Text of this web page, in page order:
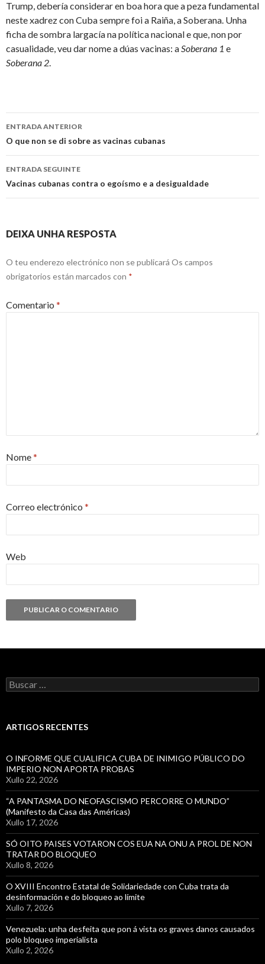
Trump, debería considerar en boa hora que a peza fundamental
neste xadrez con Cuba sempre foi a Raiña, a Soberana. Unha
ficha de sombra largacía na política nacional e que, non por
casualidade, veu dar nome a dúas vacinas: aSoberana 1 e
Soberana 2.
Ir
a
entrada
ENTRADA ANTERIOR
O que non se di sobre as vacinas cubanas
ENTRADA SEGUINTE
Vacinas cubanas contra o egoísmo e a desigualdade
DEIXA UNHA RESPOSTA
O teu enderezo electrónico non se publicará Os campos
obrigatorios están marcados con *
Comentario *
Nome*
Correo electrónico *
Web
Buscar:
ARTIGOS RECENTES
O INFORME QUE CUALIFICA CUBA DE INIMIGO PÚBLICO DO
IMPERIO NON APORTA PROBAS
Xullo 22, 2026
“A PANTASMA DO NEOFASCISMO PERCORRE O MUNDO”
(Manifesto da Casa das Américas)
Xullo 17, 2026
SÓ OITO PAISES VOTARON COS EUA NA ONU A PROL DE NON
TRATAR DO BLOQUEO
Xullo 8, 2026
O XVIII Encontro Estatal de Solidariedade con Cuba trata da
desinformación e do bloqueo ao límite
Xullo 7, 2026
Venezuela: unha desfeita que pon á vista os graves danos causados
polo bloqueo imperialista
Xullo 2, 2026